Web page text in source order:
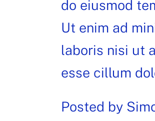
do eiusmod
Ut enim ad
laboris nisi ut
esse cillum
Posted by